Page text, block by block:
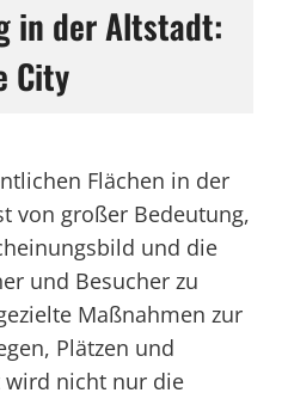
in der Altstadt:
City
Flächen in der
von großer Bedeutung,
und die
und Besucher zu
Maßnahmen zur
Plätzen und
wird nicht nur die